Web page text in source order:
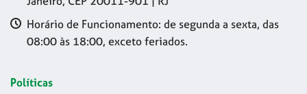
Horário de Funcionamento: de segunda a sexta, das
08:00 às 18:00, exceto feriados.
Políticas